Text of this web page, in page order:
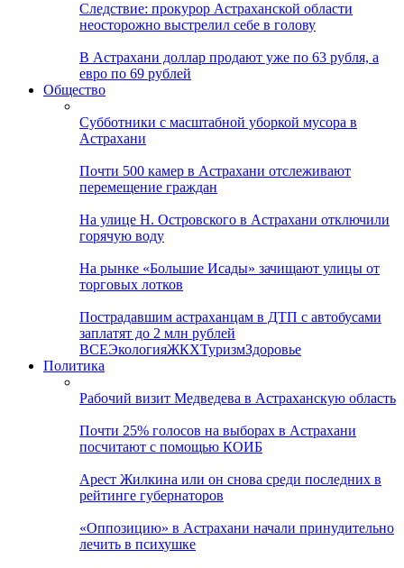
Следствие: прокурор Астраханской области
неосторожно выстрелил себе в голову
В Астрахани доллар продают уже по 63 рубля, а
евро по 69 рублей
Общество
Субботники с масштабной уборкой мусора в
Астрахани
Почти 500 камер в Астрахани отслеживают
перемещение граждан
На улице Н. Островского в Астрахани отключили
горячую воду
На рынке «Большие Исады» зачищают улицы от
торговых лотков
Пострадавшим астраханцам в ДТП с автобусами
заплатят до 2 млн рублей
ВСЕЭкологияЖКХТуризмЗдоровье
Политика
Рабочий визит Медведева в Астраханскую область
Почти 25% голосов на выборах в Астрахани
посчитают с помощью КОИБ
Арест Жилкина или он снова среди последних в
рейтинге губернаторов
«Оппозицию» в Астрахани начали принудительно
лечить в психушке